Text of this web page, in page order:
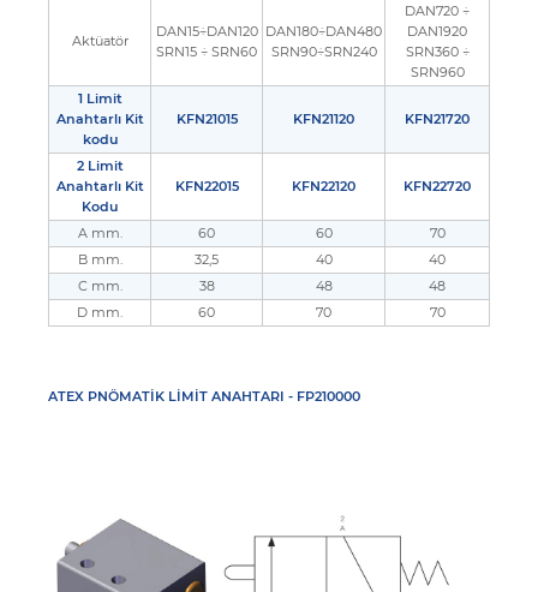
Aktüatör
DAN15÷DAN120
SRN15 ÷ SRN60
DAN180÷DAN480
SRN90÷SRN240
DAN720 ÷
DAN1920
SRN360 ÷
SRN960
1 Limit
Anahtarlı Kit
kodu
KFN21015 KFN21120 KFN21720
2 Limit
Anahtarlı Kit
Kodu
KFN22015 KFN22120 KFN22720
A mm. 60 60
70
B mm.
32,5 40
40
C mm.
38 48
48
D mm.
60 70 70
ATEX PNÖMATİK LİMİT ANAHTARI - FP210000